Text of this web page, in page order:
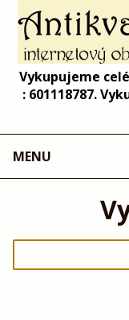
Vykupujeme
: 601118787.
MENU